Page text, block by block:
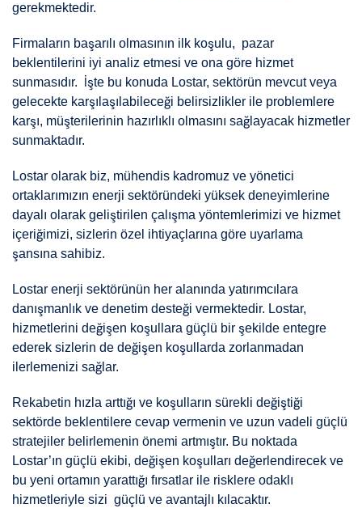
gerekmektedir.
Firmaların başarılı olmasının ilk koşulu, pazar
beklentilerini iyi analiz etmesi ve ona göre hizmet
sunmasıdır. İşte bu konuda Lostar, sektörün mevcut veya
gelecekte karşılaşılabileceği belirsizlikler ile problemlere
karşı, müşterilerinin hazırlıklı olmasını sağlayacak hizmetler
sunmaktadır.
Lostar olarak biz, mühendis kadromuz ve yönetici
ortaklarımızın enerji sektöründeki yüksek deneyimlerine
dayalı olarak geliştirilen çalışma yöntemlerimizi ve hizmet
içeriğimizi, sizlerin özel ihtiyaçlarına göre uyarlama
şansına sahibiz.
Lostar enerji sektörünün her alanında yatırımcılara
danışmanlık ve denetim desteği vermektedir. Lostar,
hizmetlerini değişen koşullara güçlü bir şekilde entegre
ederek sizlerin de değişen koşullarda zorlanmadan
ilerlemenizi sağlar.
Rekabetin hızla arttığı ve koşulların sürekli değiştiği
sektörde beklentilere cevap vermenin ve uzun vadeli güçlü
stratejiler belirlemenin önemi artmıştır. Bu noktada
Lostar’ın güçlü ekibi, değişen koşulları değerlendirecek ve
bu yeni ortamın yarattığı fırsatlar ile risklere odaklı
hizmetleriyle sizi güçlü ve avantajlı kılacaktır.